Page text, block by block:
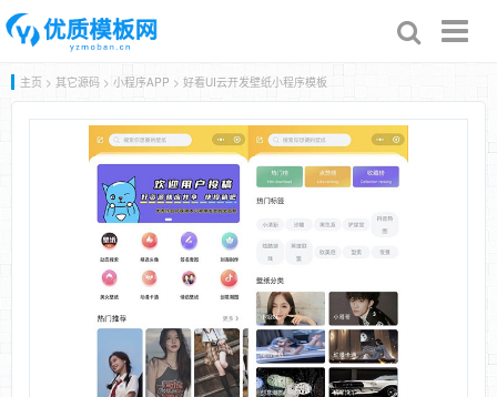
主页 > 其它源码 > 小程序APP > 好看UI云开发壁纸小程序模板